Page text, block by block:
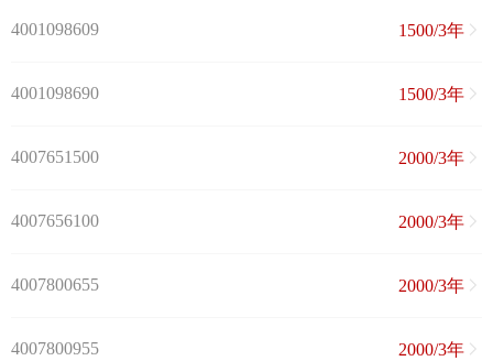
4001098609 1500/3年
4001098690 1500/3年
4007651500 2000/3年
4007656100 2000/3年
4007800655 2000/3年
4007800955 2000/3年